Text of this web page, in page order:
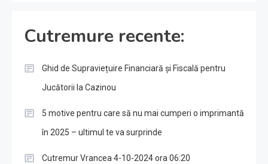
Cutremure recente:
Ghid de Supraviețuire Financiară și Fiscală pentru
Jucătorii la Cazinou
5 motive pentru care să nu mai cumperi o imprimantă
în 2025 – ultimul te va surprinde
Cutremur Vrancea 4-10-2024 ora 06:20